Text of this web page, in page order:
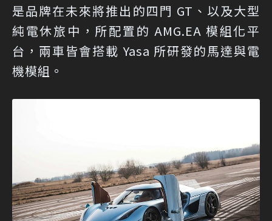
是品牌在未來將推出的四門 GT、以及大型
純電休旅中，所配置的 AMG.EA 模組化平
台，兩車皆會搭載 Yasa 所研發的馬達與電
機模組。